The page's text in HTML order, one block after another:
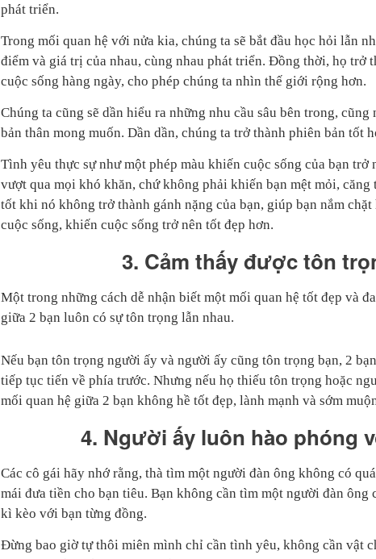
phát triển.
Trong mối quan hệ với nửa kia, chúng ta sẽ bắt đầu học hỏi lẫn
điểm và giá trị của nhau, cùng nhau phát triển. Đồng thời, họ trở
cuộc sống hàng ngày, cho phép chúng ta nhìn thế giới rộng hơn.
Chúng ta cũng sẽ dần hiểu ra những nhu cầu sâu bên trong,
bản thân mong muốn. Dần dần, chúng ta trở thành phiên bản tốt
Tình yêu thực sự như một phép màu khiến cuộc sống của bạn trở
vượt qua mọi khó khăn, chứ không phải khiến bạn mệt mỏi, căng
tốt khi nó không trở thành gánh nặng của bạn, giúp bạn nắm
cuộc sống, khiến cuộc sống trở nên tốt đẹp hơn.
3. Cảm thấy được tôn
Một trong những cách dễ nhận biết một mối quan hệ tốt đẹp và
giữa 2 bạn luôn có sự tôn trọng lẫn nhau.
Nếu bạn tôn trọng người ấy và người ấy cũng tôn trọng bạn, 2
tiếp tục tiến về phía trước. Nhưng nếu họ thiếu tôn trọng hoặc
mối quan hệ giữa 2 bạn không hề tốt đẹp, lành mạnh và sớm
4. Người ấy luôn hào phóng
Các cô gái hãy nhớ rằng, thà tìm một người đàn ông không có
mái đưa tiền cho bạn tiêu. Bạn không cần tìm một người đàn
kì kèo với bạn từng đồng.
Đừng bao giờ tự thôi miên mình chỉ cần tình yêu, không cần vật